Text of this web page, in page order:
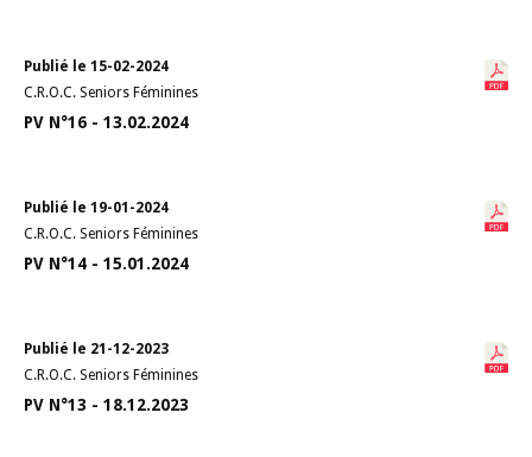
Publié le 15-02-2024
C.R.O.C. Seniors Féminines
PV N°16 - 13.02.2024
Publié le 19-01-2024
C.R.O.C. Seniors Féminines
PV N°14 - 15.01.2024
Publié le 21-12-2023
C.R.O.C. Seniors Féminines
PV N°13 - 18.12.2023